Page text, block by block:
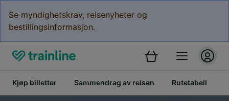
Se myndighetskrav, reisenyheter og
bestillingsinformasjon.
Kjøp billetter Sammendrag av reisen Rutetabell